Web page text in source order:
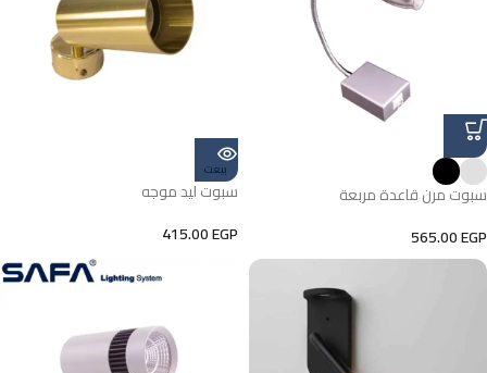
سبوت مرن قاعدة مربعة
565.00EGP
بيعت
سبوت ليد موجه
415.00EGP